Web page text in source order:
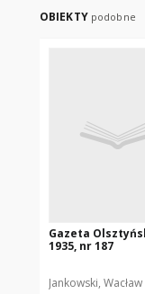
OBIEKTY podobne
Gazeta
1935, nr 187
Jankowski,